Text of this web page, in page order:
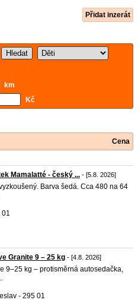
Přidat inzerát
km
Kč
Cena
Mamalatté - český ... - [5.8. 2026]
Barva šedá. Cca 480 na 64
01
Granite 9 – 25 kg - [4.8. 2026]
9–25 kg – protisměrná autosedačka,
- 295 01